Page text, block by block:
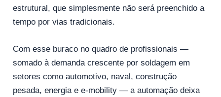
estrutural, que simplesmente não será preenchido a
tempo por vias tradicionais.
Com esse buraco no quadro de profissionais —
somado à demanda crescente por soldagem em
setores como automotivo, naval, construção
pesada, energia e e‑mobility — a automação deixa